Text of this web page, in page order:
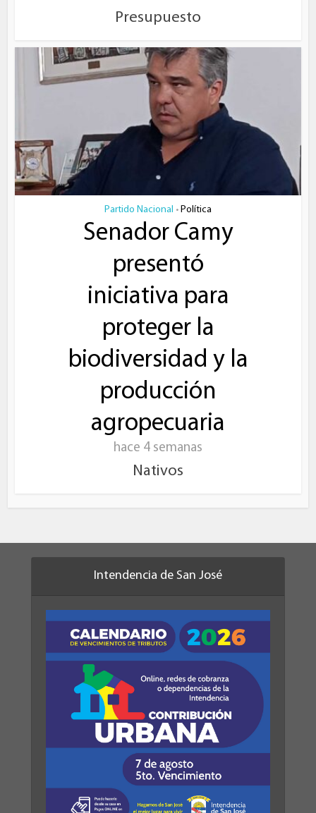
Presupuesto
Partido Nacional • Política
Senador Camy
presentó
iniciativa para
proteger la
biodiversidad y la
producción
agropecuaria
hace 4 semanas
Nativos
Intendencia de San José